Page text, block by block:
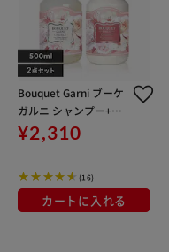
Bouquet Garni ブーケ
ガルニ シャンプー+ト
リートメント ホワイト
ムスクの香り 各500ml
¥2,310
(16)
カートに入れる